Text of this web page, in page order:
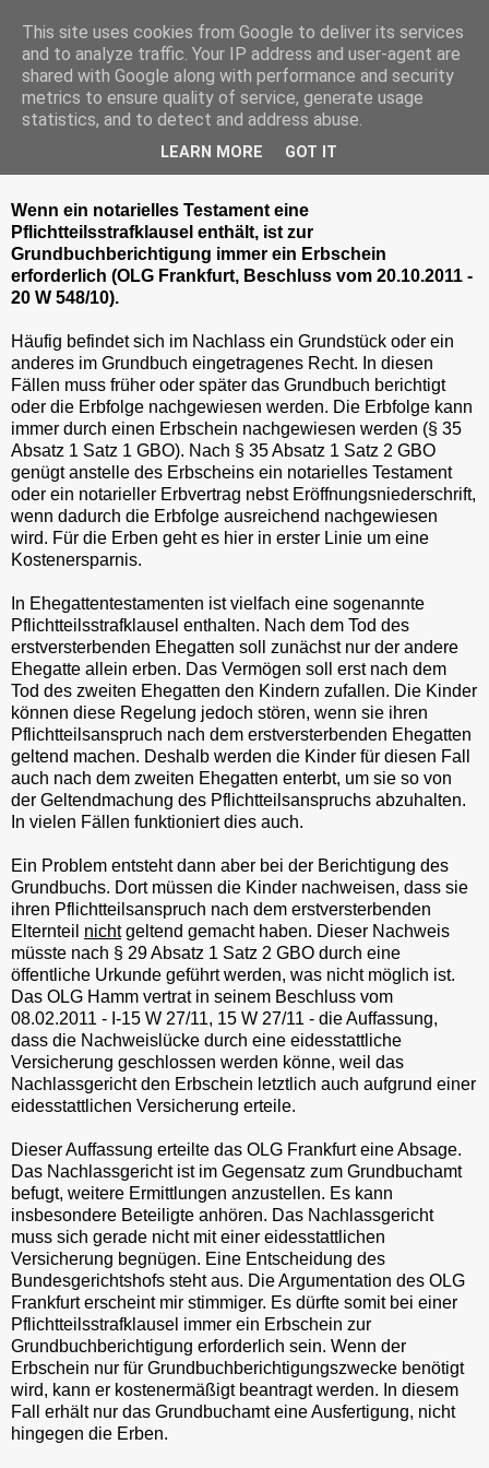
Dienstag, 1. Mai 2012
Notarielles Testament ersetzt keinen
Erbschein bei Pflichtteilsstrafklausel
Wenn ein notarielles Testament eine
Pflichtteilsstrafklausel enthält, ist zur
Grundbuchberichtigung immer ein Erbschein
erforderlich (OLG Frankfurt, Beschluss vom 20.10.2011 -
20 W 548/10).
Häufig befindet sich im Nachlass ein Grundstück oder ein
anderes im Grundbuch eingetragenes Recht. In diesen
Fällen muss früher oder später das Grundbuch berichtigt
oder die Erbfolge nachgewiesen werden. Die Erbfolge kann
immer durch einen Erbschein nachgewiesen werden (§ 35
Absatz 1 Satz 1 GBO). Nach § 35 Absatz 1 Satz 2 GBO
genügt anstelle des Erbscheins ein notarielles Testament
oder ein notarieller Erbvertrag nebst Eröffnungsniederschrift,
wenn dadurch die Erbfolge ausreichend nachgewiesen
wird. Für die Erben geht es hier in erster Linie um eine
Kostenersparnis.
In Ehegattentestamenten ist vielfach eine sogenannte
Pflichtteilsstrafklausel enthalten. Nach dem Tod des
erstversterbenden Ehegatten soll zunächst nur der andere
Ehegatte allein erben. Das Vermögen soll erst nach dem
Tod des zweiten Ehegatten den Kindern zufallen. Die Kinder
können diese Regelung jedoch stören, wenn sie ihren
Pflichtteilsanspruch nach dem erstversterbenden Ehegatten
geltend machen. Deshalb werden die Kinder für diesen Fall
auch nach dem zweiten Ehegatten enterbt, um sie so von
der Geltendmachung des Pflichtteilsanspruchs abzuhalten.
In vielen Fällen funktioniert dies auch.
Ein Problem entsteht dann aber bei der Berichtigung des
Grundbuchs. Dort müssen die Kinder nachweisen, dass sie
ihren Pflichtteilsanspruch nach dem erstversterbenden
Elternteil nichtgeltend gemacht haben. Dieser Nachweis
müsste nach § 29 Absatz 1 Satz 2 GBO durch eine
öffentliche Urkunde geführt werden, was nicht möglich ist.
Das OLG Hamm vertrat in seinem Beschluss vom
08.02.2011 - I-15 W 27/11, 15 W 27/11 - die Auffassung,
dass die Nachweislücke durch eine eidesstattliche
Versicherung geschlossen werden könne, weil das
Nachlassgericht den Erbschein letztlich auch aufgrund einer
eidesstattlichen Versicherung erteile.
Dieser Auffassung erteilte das OLG Frankfurt eine Absage.
Das Nachlassgericht ist im Gegensatz zum Grundbuchamt
befugt, weitere Ermittlungen anzustellen. Es kann
insbesondere Beteiligte anhören. Das Nachlassgericht
muss sich gerade nicht mit einer eidesstattlichen
Versicherung begnügen. Eine Entscheidung des
Bundesgerichtshofs steht aus. Die Argumentation des OLG
Frankfurt erscheint mir stimmiger. Es dürfte somit bei einer
Pflichtteilsstrafklausel immer ein Erbschein zur
Grundbuchberichtigung erforderlich sein. Wenn der
Erbschein nur für Grundbuchberichtigungszwecke benötigt
wird, kann er kostenermäßigt beantragt werden. In diesem
Fall erhält nur das Grundbuchamt eine Ausfertigung, nicht
hingegen die Erben.
This site uses cookies from Google to deliver its services
and to analyze traffic. Your IP address and user-agent are
shared with Google along with performance and security
metrics to ensure quality of service, generate usage
statistics, and to detect and address abuse.
LEARN MORE GOT IT